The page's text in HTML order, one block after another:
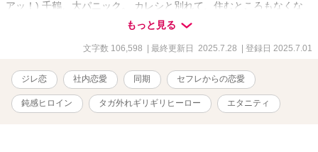
アッ！) 千鶴、大パニック。 カレシと別れて、住むところもなくな
った千鶴に、久我くんは「セフレとして同居」を提案してくれて。
その提案に乗った千鶴だけど。 (全然、手を出してこない) なん
で？ 泥酔してたわたしを抱くぐらいなんだから、久我くん、絶倫
くれたり。千鶴から料理を学ぼうとしてくれたり。 久我くんとの生
活は、楽しいのだけれど。 セフレなのに、セックスさせられること
は一度もなくて。 (でも、これでいいのかもしれない) 一度はセック
スしちゃったけど、恋人同士でもないんだから。そう簡単に体繋げ
もっと見る
文字数 106,598 | 最終更新日 2025.7.28 | 登録日 2025.7.01
ジレ恋 社内恋愛 同期 セフレからの恋愛
鈍感ヒロイン タガ外れギリギリヒーロー エタニティ